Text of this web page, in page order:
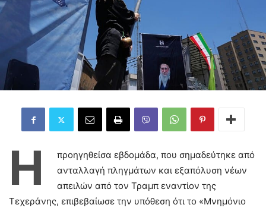
Η
προηγηθείσα εβδομάδα, που σημαδεύτηκε από
ανταλλαγή πληγμάτων και εξαπόλυση νέων
απειλών από τον Τραμπ εναντίον της
Τεχεράνης, επιβεβαίωσε την υπόθεση ότι το «Μνημόνιο